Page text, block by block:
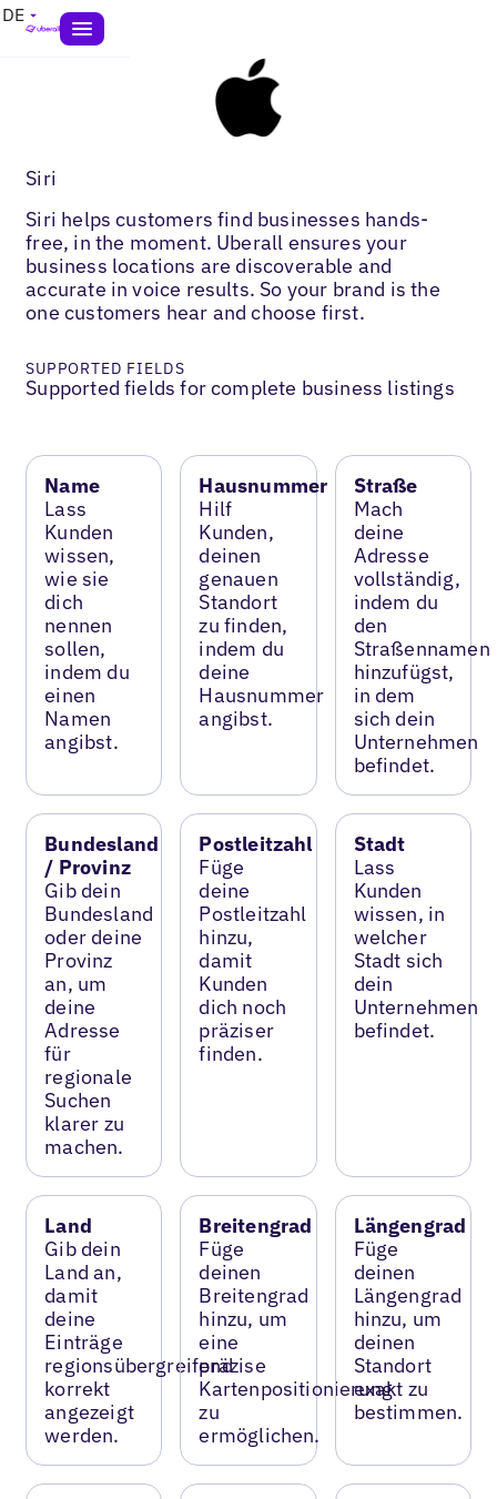
DE
Siri
Siri helps customers find businesses hands-
free, in the moment. Uberall ensures your
business locations are discoverable and
accurate in voice results. So your brand is the
one customers hear and choose first.
SUPPORTED FIELDS
Supported fields for complete business listings
Name
Lass
Kunden
wissen,
wie sie
dich
nennen
sollen,
indem du
einen
Namen
angibst.
Hausnummer
Hilf
Kunden,
deinen
genauen
Standort
zu finden,
indem du
deine
Hausnummer
angibst.
Straße
Mach
deine
Adresse
vollständig,
indem du
den
Straßennamen
hinzufügst,
in dem
sich dein
Unternehmen
befindet.
Bundesland
/ Provinz
Gib dein
Bundesland
oder deine
Provinz
an, um
deine
Adresse
für
regionale
Suchen
klarer zu
machen.
Postleitzahl
Füge
deine
Postleitzahl
hinzu,
damit
Kunden
dich noch
präziser
finden.
Stadt
Lass
Kunden
wissen, in
welcher
Stadt sich
dein
Unternehmen
befindet.
Land
Gib dein
Land an,
damit
deine
Einträge
regionsübergreifend
korrekt
angezeigt
werden.
Breitengrad
Füge
deinen
Breitengrad
hinzu, um
eine
präzise
Kartenpositionierung
zu
ermöglichen.
Längengrad
Füge
deinen
Längengrad
hinzu, um
deinen
Standort
exakt zu
bestimmen.